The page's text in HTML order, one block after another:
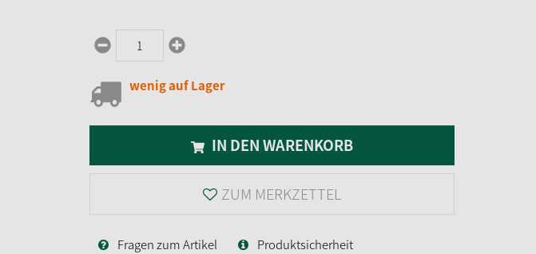
wenig auf Lager
IN DEN WARENKORB
ZUM MERKZETTEL
Fragen zum Artikel Produktsicherheit